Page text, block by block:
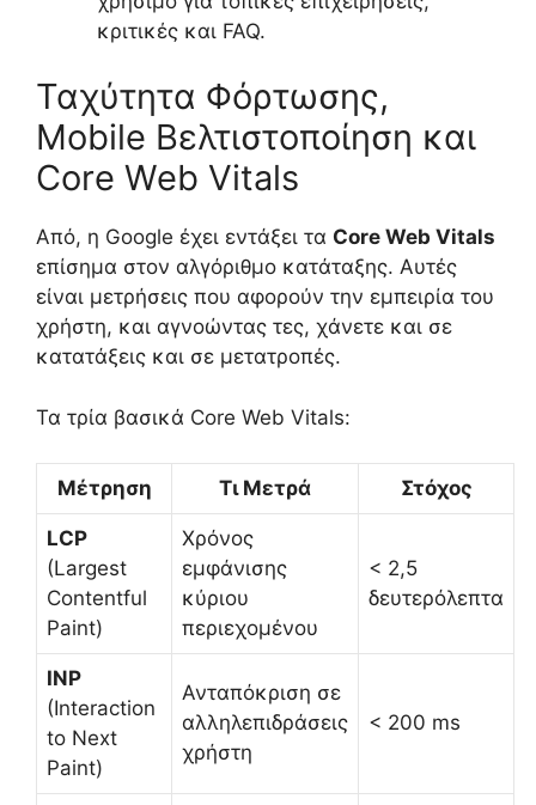
κριτικές και FAQ.
Ταχύτητα Φόρτωσης,
Mobile Βελτιστοποίηση και
Core Web Vitals
Από, η Google έχει εντάξει τα Core Web Vitals
επίσημα στον αλγόριθμο κατάταξης. Αυτές
είναι μετρήσεις που αφορούν την εμπειρία του
χρήστη, και αγνοώντας τες, χάνετε και σε
κατατάξεις και σε μετατροπές.
Τα τρία βασικά Core Web Vitals:
Μέτρηση Τι Μετρά Στόχος
LCP
(Largest
Contentful
Paint)
Χρόνος
εμφάνισης
κύριου
περιεχομένου
< 2,5
δευτερόλεπτα
INP
(Interaction
to Next
Paint)
Ανταπόκριση σε
αλληλεπιδράσεις
χρήστη
< 200 ms